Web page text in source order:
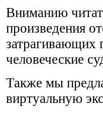
Вниманию
произведения
затрагивающих
человеческие
Также мы
виртуальную